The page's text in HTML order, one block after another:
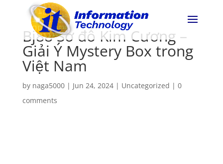
Bj88 Sơ đồ Kim Cương –
Giải Ý Mystery Box trong
Việt Nam
by naga5000| Jun 24, 2024| Uncategorized | 0
comments